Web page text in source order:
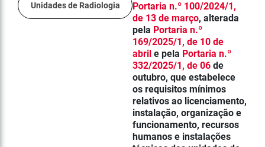
Unidades de Radiologia
Portaria n.º 100/2024/1,
de 13 de março, alterada
pela Portaria n.º
169/2025/1, de 10 de
abril e pela Portaria n.º
332/2025/1, de 06 de
outubro, que estabelece
os requisitos mínimos
relativos ao licenciamento,
instalação, organização e
funcionamento, recursos
humanos e instalações